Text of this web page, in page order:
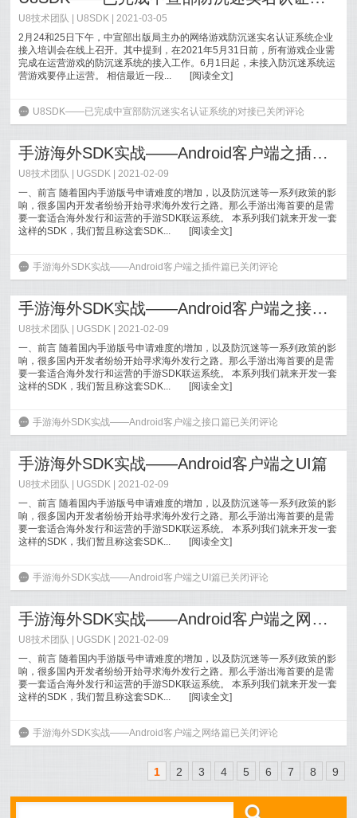
U8技术团队 | U8SDK | 2021-03-05
2月24和25日下午，中宣部出版局主办的网络游戏防沉迷实名认证系统企业
接入培训会在线上召开。其中提到，在2021年5月31日前，所有游戏企业需
完成在运营游戏的防沉迷系统的接入工作。6月1日起，未接入防沉迷系统运
营游戏要停止运营。 相信最近一段...
[阅读全文]
6 U8SDK——已完成中宣部防沉迷实名认证系统的对接已关闭评论
手游海外SDK实战——Android客户端之插件篇
U8技术团队 | UGSDK | 2021-02-09
一、前言 随着国内手游版号申请难度的增加，以及防沉迷等一系列政策的影
响，很多国内开发者纷纷开始寻求海外发行之路。那么手游出海首要的是需
要一套适合海外发行和运营的手游SDK联运系统。 本系列我们就来开发一套
这样的SDK，我们暂且称这套SDK...
[阅读全文]
6 手游海外SDK实战——Android客户端之插件篇已关闭评论
手游海外SDK实战——Android客户端之接口篇
U8技术团队 | UGSDK | 2021-02-09
一、前言 随着国内手游版号申请难度的增加，以及防沉迷等一系列政策的影
响，很多国内开发者纷纷开始寻求海外发行之路。那么手游出海首要的是需
要一套适合海外发行和运营的手游SDK联运系统。 本系列我们就来开发一套
这样的SDK，我们暂且称这套SDK...
[阅读全文]
6 手游海外SDK实战——Android客户端之接口篇已关闭评论
手游海外SDK实战——Android客户端之UI篇
U8技术团队 | UGSDK | 2021-02-09
一、前言 随着国内手游版号申请难度的增加，以及防沉迷等一系列政策的影
响，很多国内开发者纷纷开始寻求海外发行之路。那么手游出海首要的是需
要一套适合海外发行和运营的手游SDK联运系统。 本系列我们就来开发一套
这样的SDK，我们暂且称这套SDK...
[阅读全文]
6 手游海外SDK实战——Android客户端之UI篇已关闭评论
手游海外SDK实战——Android客户端之网络篇
U8技术团队 | UGSDK | 2021-02-09
一、前言 随着国内手游版号申请难度的增加，以及防沉迷等一系列政策的影
响，很多国内开发者纷纷开始寻求海外发行之路。那么手游出海首要的是需
要一套适合海外发行和运营的手游SDK联运系统。 本系列我们就来开发一套
这样的SDK，我们暂且称这套SDK...
[阅读全文]
6 手游海外SDK实战——Android客户端之网络篇已关闭评论
1 2 3 4 5 6 7 8 9
ő